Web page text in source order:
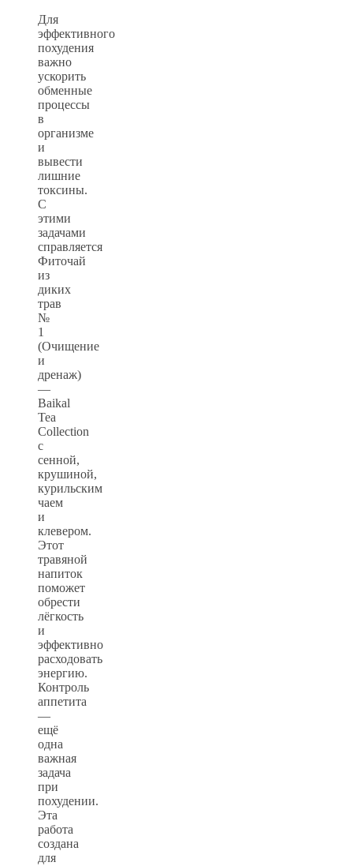
Для
эффективного
похудения
важно
ускорить
обменные
процессы
в
организме
и
вывести
лишние
токсины.
С
этими
задачами
справляется
Фиточай
из
диких
трав
№
1
(Очищение
и
дренаж)
—
Baikal
Tea
Collection
с
сенной,
крушиной,
курильским
чаем
и
клевером.
Этот
травяной
напиток
поможет
обрести
лёгкость
и
эффективно
расходовать
энергию.
Контроль
аппетита
—
ещё
одна
важная
задача
при
похудении.
Эта
работа
создана
для